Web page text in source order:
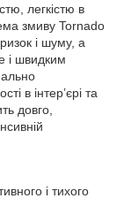
легкістю в
змиву Tornado
і шуму, а
і швидким
в інтер’єрі та
довго,
і тихого